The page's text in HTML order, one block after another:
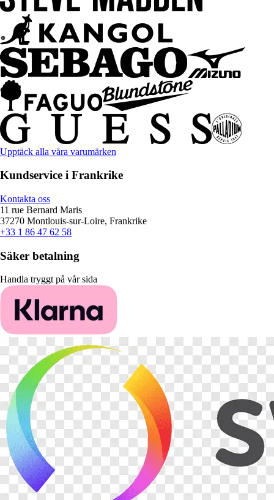
Upptäck alla våra varumärken
Kundservice i Frankrike
Kontakta oss
11 rue Bernard Maris
37270 Montlouis-sur-Loire, Frankrike
+33 1 86 47 62 58
Säker betalning
Handla tryggt på vår sida